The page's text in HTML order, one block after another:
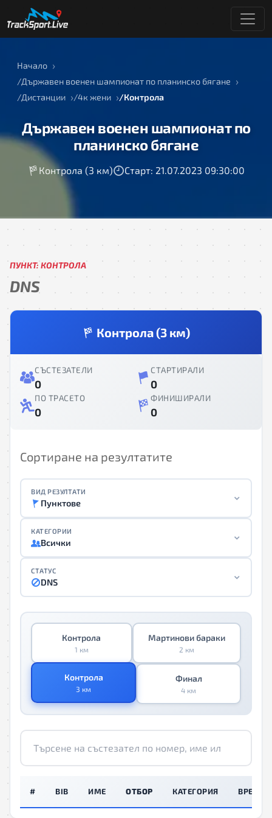
Начало
Държавен военен шампионат по планинско бягане
Дистанции
4к жени Контрола
Държавен военен шампионат по
планинско бягане
Контрола (3 км) Старт: 21.07.2023 09:30:00
ПУНКТ: КОНТРОЛА
DNS
Контрола (3 км)
СЪСТЕЗАТЕЛИ
0
СТАРТИРАЛИ
0
ПО ТРАСЕТО
0
ФИНИШИРАЛИ
0
Сортиране на резултатите
ВИД РЕЗУЛТАТИ
Пунктове
КАТЕГОРИИ
Всички
СТАТУС
DNS
Контрола
1 км
Мартинови бараки
2 км
Контрола
3 км
Финал
4 км
# BIB ИМЕ ОТБОР КАТЕГОРИЯ ВРЕМЕ